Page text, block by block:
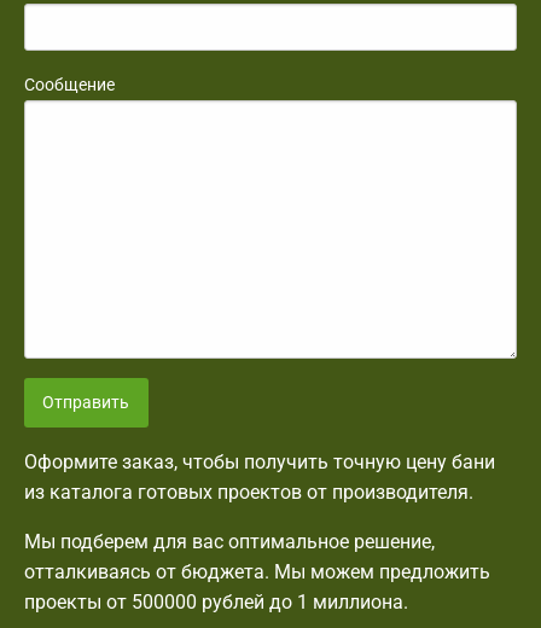
Сообщение
Отправить
Оформите заказ, чтобы получить точную цену бани
из каталога готовых проектов от производителя.
Мы подберем для вас оптимальное решение,
отталкиваясь от бюджета. Мы можем предложить
проекты от 500000 рублей до 1 миллиона.